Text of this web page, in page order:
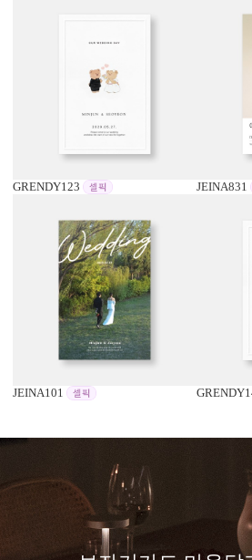
GRENDY123 JEINA831
JEINA101